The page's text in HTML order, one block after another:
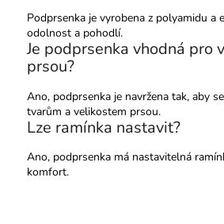
Podprsenka je vyrobena z polyamidu a
odolnost a pohodlí.
Je podprsenka vhodná pro
prsou?
Ano, podprsenka je navržena tak, aby
tvarům a velikostem prsou.
Lze ramínka nastavit?
Ano, podprsenka má nastavitelná
komfort.